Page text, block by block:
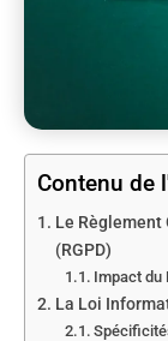
Contenu de
Le Règlement
(RGPD)
Impact du
La Loi